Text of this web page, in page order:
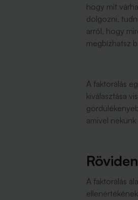
hogy mit
dolgozni,
arról, hogy
megbízhatsz
A faktorálás
kiválasztása
amivel
A faktorálás